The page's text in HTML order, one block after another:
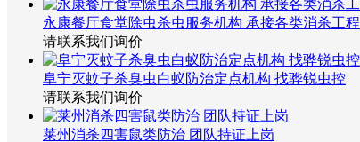
永康餐厅食堂除虫杀虫服务机构 承接各类消杀工程
请联系我们询价
阜宁灭蚊子杀臭虫白蚁防治定点机构 找骅锐虫控
请联系我们询价
莱州消杀四害鼠类防治 团队持证上岗